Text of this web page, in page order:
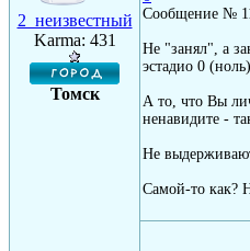
2_неизвестный
Karma: 431
Томск
Сообщение №
Не "занял", а
эстадио 0
А то, что Вы
ненавидите -
Не
Самой-то как?